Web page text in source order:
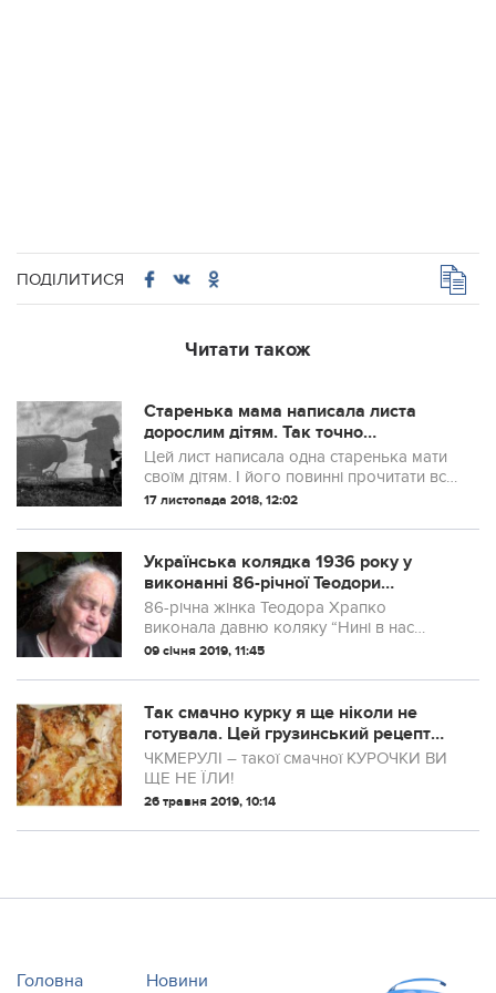
ПОДІЛИТИСЯ
Читати також
Старенька мама написала листа
дорослим дітям. Так точно
висловлено, що навіть боляче!
Цей лист написала одна старенька мати
своїм дітям. І його повинні прочитати всі,
у кого є мама:
17 листопада 2018, 12:02
Українська колядка 1936 року у
виконанні 86-річної Теодори
Храпко.ВІДЕО
86-річна жінка Теодора Храпко
виконала давню коляку “Нині в нас
Різдво”.
09 січня 2019, 11:45
Тaк смачно куpку я ще нiколи не
готувала. Цей грузинський рецепт
просто нeймовірний: 30 хвилин, і
готово
ЧКМЕРУЛІ – такої смачної КУРОЧКИ ВИ
ЩЕ НЕ ЇЛИ!
26 травня 2019, 10:14
Головна Новини